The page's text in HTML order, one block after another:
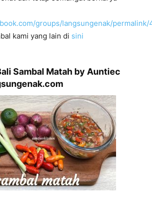
groups/langsungenak/
kami yang lain di sini
Sambal Matah by Auntiec